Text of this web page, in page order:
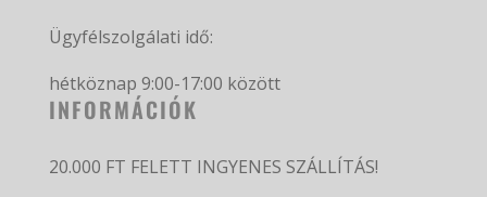
Ügyfélszolgálati idő:
hétköznap 9:00-17:00 között
INFORMÁCIÓK
20.000 FT FELETT INGYENES SZÁLLÍTÁS!